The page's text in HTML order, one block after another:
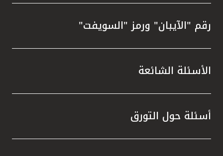
رقم "الآيبان" ورمز "السويفت"
الأسئلة الشائعة
أسئلة حول التورق